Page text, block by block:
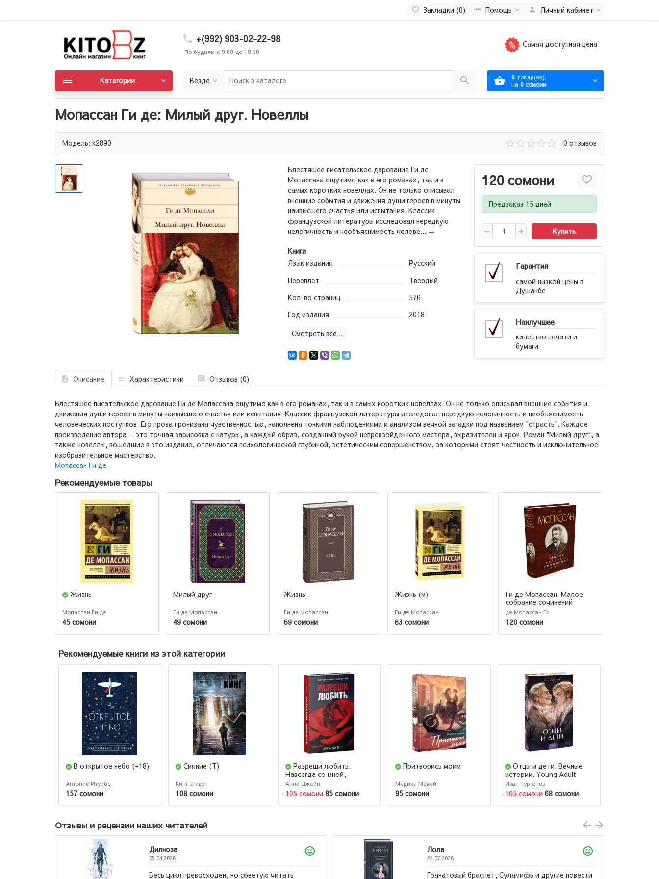
Закладки (0) Помощь Личный кабинет
+(992) 903-02-22-98
По будням с 9:00 до 19:00
Самая доступная цена
Везде 0 товар(ов),
на 0 сомони
Категории
Мопассан Ги де: Милый друг. Новеллы
Модель: k2890 0 отзывов
120 сомони
Предзаказ 15 дней
Купить
Гарантия
самой низкой цены в
Душанбе
Наилучшее
качество печати и
бумаги
Блестящее писательское дарование Ги де
Мопассана ощутимо как в его романах, так и в
самых коротких новеллах. Он не только описывал
внешние события и движения души героев в минуты
наивысшего счастья или испытания. Классик
французской литературы исследовал нередкую
нелогичность и необъяснимость челове... →
Книги
Язык издания
Русский
Переплет
Твердый
Кол-во страниц
576
Год издания
2018
Смотреть все...
Описание Характеристики Отзывов (0)
Блестящее писательское дарование Ги де Мопассана ощутимо как в его романах, так и в самых коротких новеллах. Он не только описывал внешние события и
движения души героев в минуты наивысшего счастья или испытания. Классик французской литературы исследовал нередкую нелогичность и необъяснимость
человеческих поступков. Его проза пронизана чувственностью, наполнена тонкими наблюдениями и анализом вечной загадки под названием "страсть". Каждое
произведение автора — это точная зарисовка с натуры, а каждый образ, созданный рукой непревзойденного мастера, выразителен и ярок. Роман "Милый друг", а
также новеллы, вошедшие в это издание, отличаются психологической глубиной, эстетическим совершенством, за которыми стоят честность и исключительное
изобразительное мастерство.
Мопассан Ги де
Рекомендуемые товары
Жизнь
Мопассан Ги де
45 сомони
Милый друг
Ги де Мопассан
49 сомони
Жизнь
Ги де Мопассан
69 сомони
Жизнь (м)
Ги де Мопассан
63 сомони
Ги де Мопассан. Малое
собрание сочинений
де Мопассан Ги
120 сомони
Рекомендуемые книги из этой категории
В открытое небо (+18)
Антонио Итурбе
157 сомони
Сияние (Т)
Кинг Стивен
108 сомони
Разреши любить.
Навсегда со мной,
навсегда моя
(абстрактная)
Анна Джейн
105 сомони 85 сомони
Притворись моим
Марика Макей
95 сомони
Отцы и дети. Вечные
истории. Young Adult
Иван Тургенев
105 сомони 68 сомони
Отзывы и рецензии наших читателей
но советую читать Гранатовый браслет, Суламифь и другие повести